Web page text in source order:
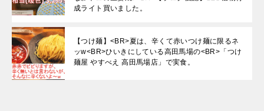
成ライト買いました。
【つけ麺】<BR>夏は、辛くて赤いつけ麺に限るネ
ッw<BR>ひいきにしている高田馬場の<BR>「つけ
麺屋 やすべえ 高田馬場店」で実食。